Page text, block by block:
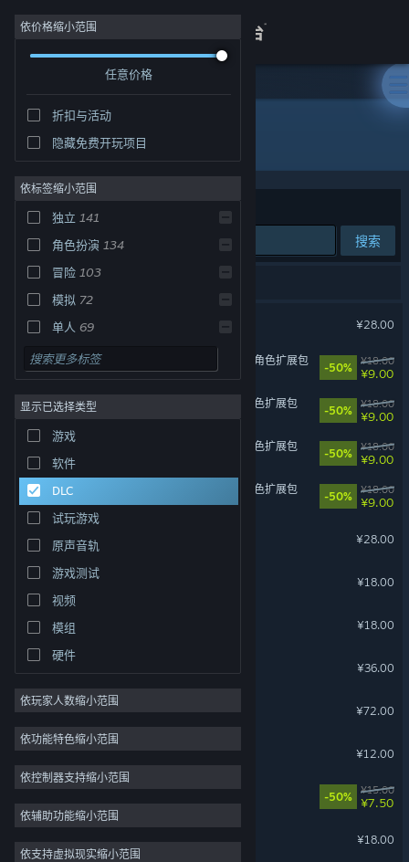
登录
关于
客服
依价格缩小范围
任意价格
折扣与活动
隐藏免费开玩项目
依标签缩小范围
独立 141
角色扮演 134
冒险 103
模拟 72
单人 69
动作 68
策略 65
休闲 63
沙盒
开放世界
剧情丰富
探索 36
多结局 34
3D 33
武术
制作
显示已选择类型
游戏
软件
DLC
试玩游戏
原声音轨
游戏测试
视频
模组
硬件
依玩家人数缩小范围
依功能特色缩小范围
依控制器支持缩小范围
依辅助功能缩小范围
依支持虚拟现实缩小范围
所有产品
搜索
¥28.00
苍翼：混沌效应 - 黑铁直人 角色扩展包
-50%
¥18.00
¥9.00
苍翼：混沌效应 - 芭烈特 角色扩展包
-50%
¥18.00
¥9.00
苍翼：混沌效应 - 雷其儿 角色扩展包
-50%
¥18.00
¥9.00
苍翼：混沌效应 - 哈札马 角色扩展包
-50%
¥18.00
¥9.00
¥28.00
¥18.00
¥18.00
¥36.00
¥72.00
¥12.00
苍翼：混沌效应 - 首发特典
-50%
¥15.00
¥7.50
¥18.00